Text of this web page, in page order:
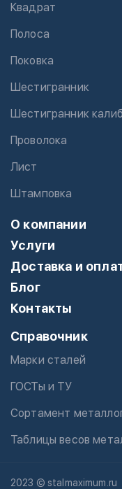
Квадрат
Полоса
Поковка
Шестигранник
Шестигранник
Проволока
Лист
Штамповка
О компании
Услуги
Доставка и
Блог
Контакты
Справочник
Марки сталей
ГОСТы и ТУ
Сортамент
Таблицы весов
2023 © stalmaximum.ru